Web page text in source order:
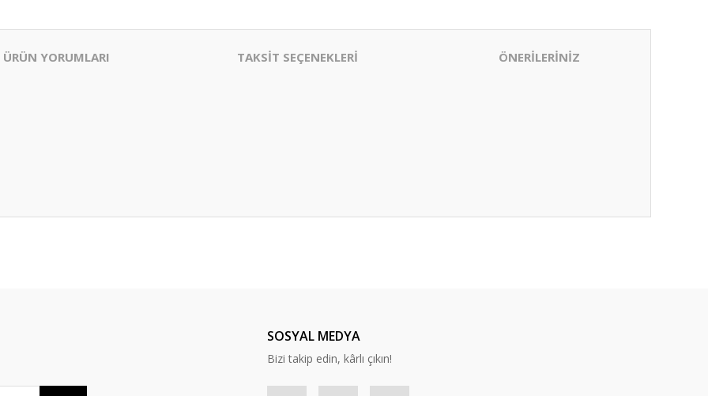
ÜRÜN YORUMLARI TAKSİT SEÇENEKLERİ ÖNERİLERİNİZ
SOSYAL MEDYA
Bizi takip edin, kârlı çıkın!